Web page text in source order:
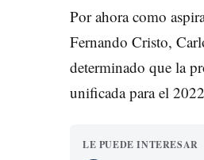
Por ahora como
Fernando Cristo,
determinado que la
unificada para el
LE PUEDE INTERESAR